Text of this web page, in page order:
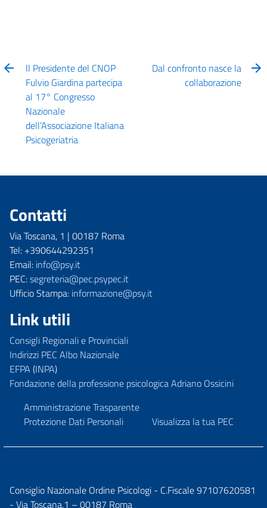
Il Presidente del CNOP
Fulvio Giardina partecipa
al 17° Congresso
Nazionale
dell’Associazione Italiana
Psicogeriatria
Dal confronto nasce la
collaborazione
Contatti
Via Toscana, 1 | 00187 Roma
Tel: +390644292351
Email: info@psy.it
PEC:segreteria@pec.psypec.it
Ufficio Stampa: informazione@psy.it
Link utili
Consigli Regionali e Provinciali
Indirizzi PEC Albo Nazionale
EFPA (INPA)
Fondazione della professione psicologica Adriano Ossicini
Amministrazione Trasparente
Protezione Dati Personali
Visualizza la tua PEC
Consiglio Nazionale Ordine Psicologi - C.Fiscale 97107620581
- Via Toscana,1 – 00187 Roma